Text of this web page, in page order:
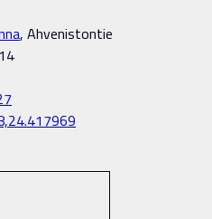
, Ahvenistontie